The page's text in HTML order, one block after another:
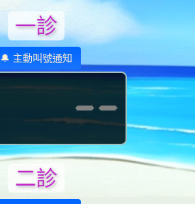
一診
🔔 主動叫號通知
--
二診